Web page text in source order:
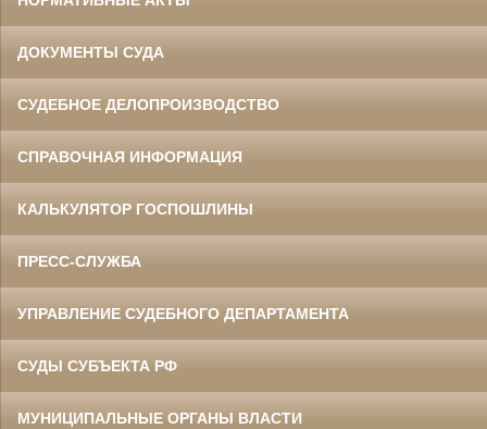
ДОКУМЕНТЫ СУДА
СУДЕБНОЕ ДЕЛОПРОИЗВОДСТВО
СПРАВОЧНАЯ ИНФОРМАЦИЯ
КАЛЬКУЛЯТОР ГОСПОШЛИНЫ
ПРЕСС-СЛУЖБА
УПРАВЛЕНИЕ СУДЕБНОГО ДЕПАРТАМЕНТА
СУДЫ СУБЪЕКТА РФ
МУНИЦИПАЛЬНЫЕ ОРГАНЫ ВЛАСТИ